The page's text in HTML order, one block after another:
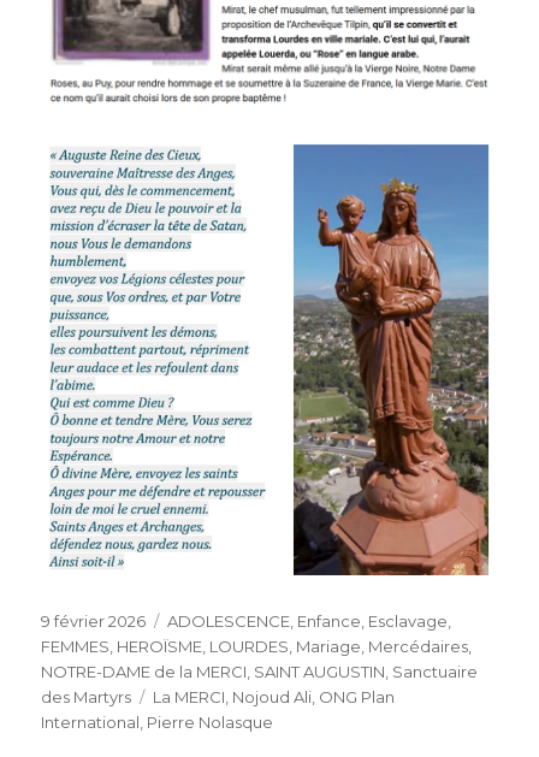
Publié
le
9 février 2026 Catégories
ADOLESCENCE, Enfance, Esclavage,
FEMMES, HEROÏSME, LOURDES, Mariage, Mercédaires,
NOTRE-DAME de la MERCI, SAINT AUGUSTIN, Sanctuaire
des Martyrs
Étiquettes
La MERCI, Nojoud Ali, ONG Plan
International, Pierre Nolasque